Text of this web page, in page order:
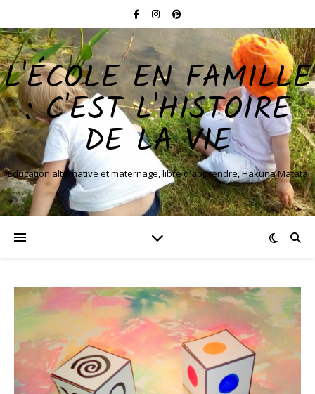
L'ÉCOLE EN FAMILLE
: C'EST L'HISTOIRE
DE LA VIE
Education alternative et maternage, libre d'apprendre, Hakuna Matata